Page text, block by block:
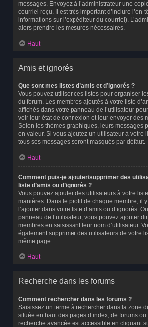
messages. Envoyez à l’administrateur une
courriel reçu. Il est très important d’inclure l’en-
informations sur l’expéditeur du courriel).
alors prendre les mesures nécessaires.
Haut
Amis et ignorés
Que sont mes listes d’amis et d’ignorés ?
Vous pouvez utiliser ces listes pour organiser
du forum. Les membres ajoutés à votre liste
affichés dans votre panneau de l’utilisateur
voir leur état de connexion et leur envoyer des
Selon les thèmes graphiques, leurs messages
en valeur. Si vous ajoutez un utilisateur à votre
tous ses messages seront masqués par défaut.
Haut
Comment puis-je ajouter/supprimer des
liste d’amis ou d’ignorés ?
Vous pouvez ajouter des utilisateurs à votre
manières. Dans le profil de chaque membre, il
l’ajouter dans votre liste d’amis ou d’ignorés.
panneau de l’utilisateur, vous pouvez ajouter
membres en saisissant leur nom d’utilisateur.
également supprimer des utilisateurs de votre
même page.
Haut
Recherche dans les forums
Comment rechercher dans les forums ?
Saisissez un terme à rechercher dans la zone
située en haut des pages d’index, de forums ou
recherche avancée est accessible en cliquant